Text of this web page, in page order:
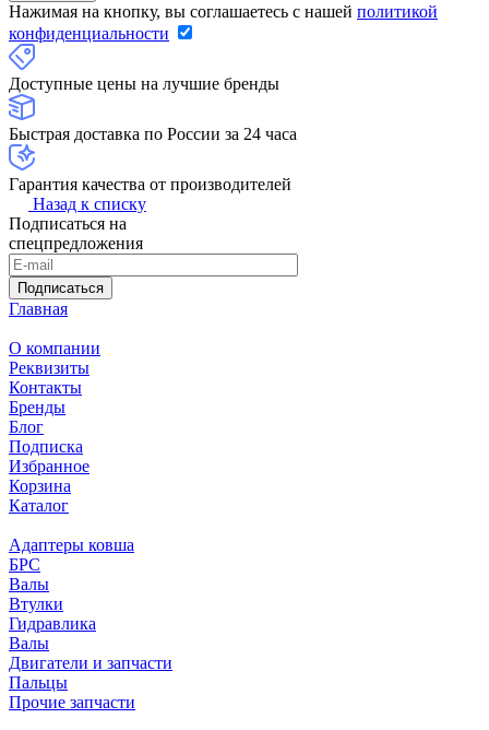
Нажимая на кнопку, вы соглашаетесь с нашей политикой
конфиденциальности
Доступные цены на лучшие бренды
Быстрая доставка по России за 24 часа
Гарантия качества от производителей
Назад к списку
Подписаться на
спецпредложения
Подписаться
Главная
О компании
Реквизиты
Контакты
Бренды
Блог
Подписка
Избранное
Корзина
Каталог
Адаптеры ковша
БРС
Валы
Втулки
Гидравлика
Валы
Двигатели и запчасти
Пальцы
Прочие запчасти